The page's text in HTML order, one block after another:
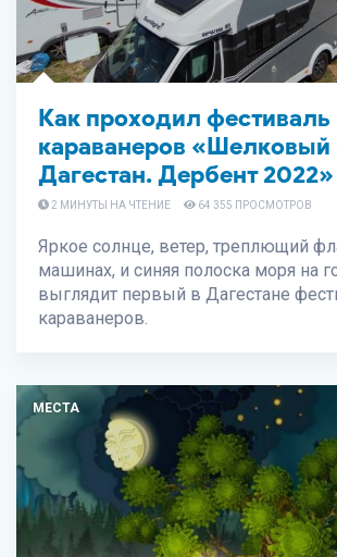
Как проходил фестиваль
караванеров «Шелковый
Дагестан. Дербент 2022»
2 МИНУТЫ НА ЧТЕНИЕ 64 355 ПРОСМОТРОВ
Яркое солнце, ветер, треплющий
машинах, и синяя полоска моря на
выглядит первый в Дагестане
караванеров.
МЕСТА